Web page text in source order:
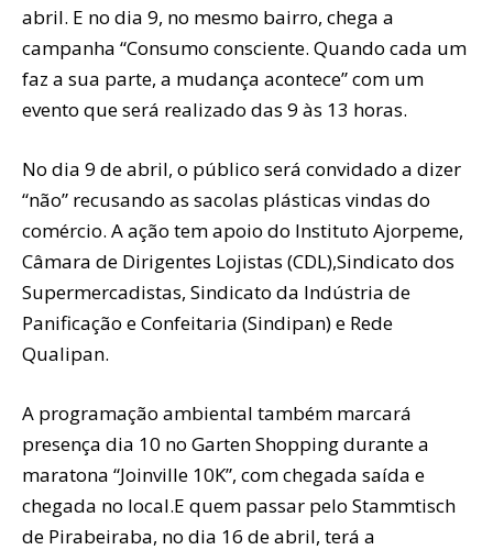
abril. E no dia 9, no mesmo bairro, chega a
campanha “Consumo consciente. Quando cada um
faz a sua parte, a mudança acontece” com um
evento que será realizado das 9 às 13 horas.
No dia 9 de abril, o público será convidado a dizer
“não” recusando as sacolas plásticas vindas do
comércio. A ação tem apoio do Instituto Ajorpeme,
Câmara de Dirigentes Lojistas (CDL),Sindicato dos
Supermercadistas, Sindicato da Indústria de
Panificação e Confeitaria (Sindipan) e Rede
Qualipan.
A programação ambiental também marcará
presença dia 10 no Garten Shopping durante a
maratona “Joinville 10K”, com chegada saída e
chegada no local.E quem passar pelo Stammtisch
de Pirabeiraba, no dia 16 de abril, terá a